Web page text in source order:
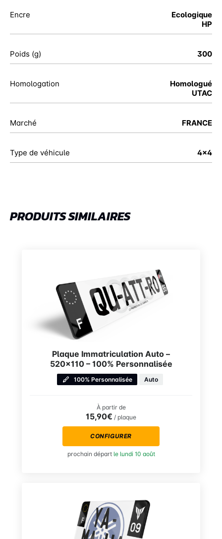
Encre
Ecologique
HP
Poids (g) 300
Homologation
Homologué
UTAC
Marché FRANCE
Type de véhicule 4x4
PRODUITS SIMILAIRES
Plaque Immatriculation Auto –
520×110 – 100% Personnalisée
100% Personnalisée Auto
À partir de
15,90€ / plaque
CONFIGURER
prochain départ le lundi 10 août